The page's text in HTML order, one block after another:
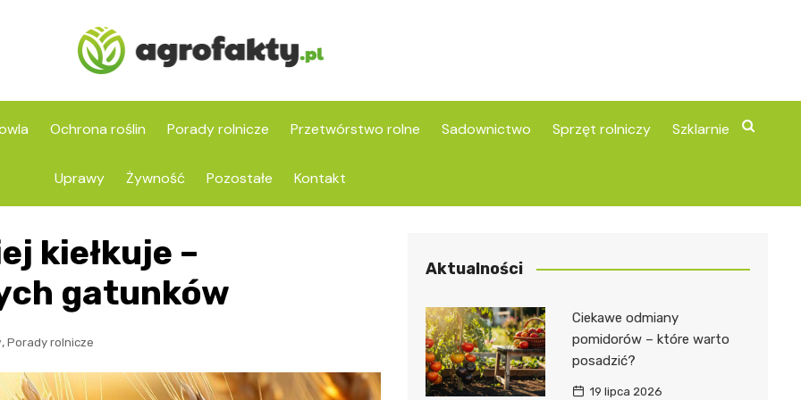
Ochrona roślin Porady rolnicze Przetwórstwo rolne Sadownictwo Sprzęt rolniczy Szklarnie
Uprawy Żywność Pozostałe Kontakt
kiełkuje –
gatunków
, Porady rolnicze
Aktualności
Ciekawe odmiany
pomidorów – które warto
posadzić?
19 lipca 2026